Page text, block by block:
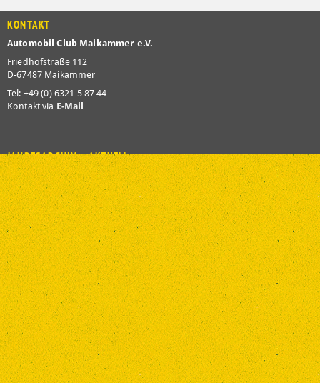
KONTAKT
Automobil Club Maikammer e.V.
Friedhofstraße 112
D-67487 Maikammer
Tel: +49 (0) 6321 5 87 44
Kontakt via E-Mail
JAHRESARCHIV > AKTUELL
2026
2025
2024
2023
2022
2021
2020
2019
2018
2017
2016
2015
2014
2013